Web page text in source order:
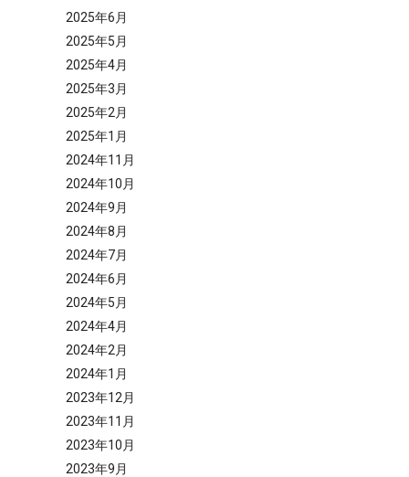
2025年6月
2025年5月
2025年4月
2025年3月
2025年2月
2025年1月
2024年11月
2024年10月
2024年9月
2024年8月
2024年7月
2024年6月
2024年5月
2024年4月
2024年2月
2024年1月
2023年12月
2023年11月
2023年10月
2023年9月